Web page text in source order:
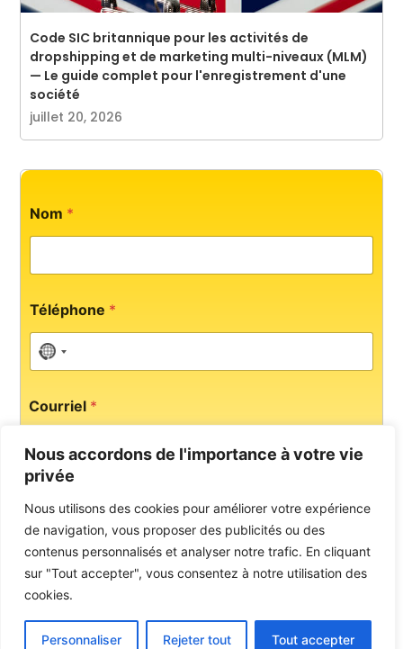
Nous accordons de l'importance à votre vie
privée
Nous utilisons des cookies pour améliorer votre expérience
de navigation, vous proposer des publicités ou des
contenus personnalisés et analyser notre trafic. En cliquant
sur "Tout accepter", vous consentez à notre utilisation des
cookies.
Personnaliser Rejeter tout Tout accepter
Code SIC britannique pour les activités de
dropshipping et de marketing multi-niveaux (MLM)
— Le guide complet pour l'enregistrement d'une
société
juillet 20, 2026
T
é
é
h
o
n
*
Nom *
Téléphone *
No country selected
Courriel *
Message